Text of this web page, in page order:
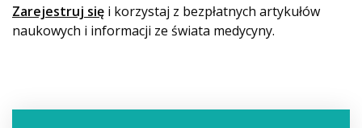
Zarejestruj się i korzystaj z bezpłatnych artykułów
naukowych i informacji ze świata medycyny.